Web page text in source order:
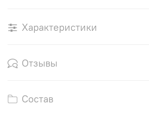
Характеристики
Отзывы
Состав